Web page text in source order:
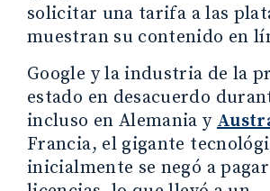
solicitar una tarifa a las
muestran su contenido en
Google y la industria de la
estado en desacuerdo
incluso en Alemania y
Francia, el gigante
inicialmente se negó a